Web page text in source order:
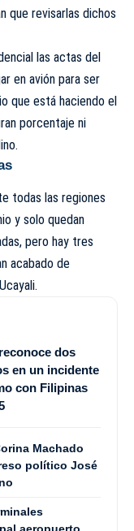
que revisarlas dichos
las actas del
en avión para ser
que está haciendo el
porcentaje ni
todas las regiones
y solo quedan
pero hay tres
acabado de
dos
en un incidente
con Filipinas
Machado
político José